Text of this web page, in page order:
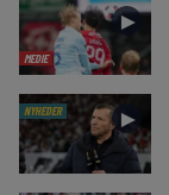
MEDIE
►
NYHEDER ►